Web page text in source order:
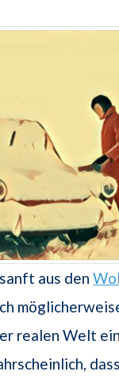
sanft aus den
realen Welt